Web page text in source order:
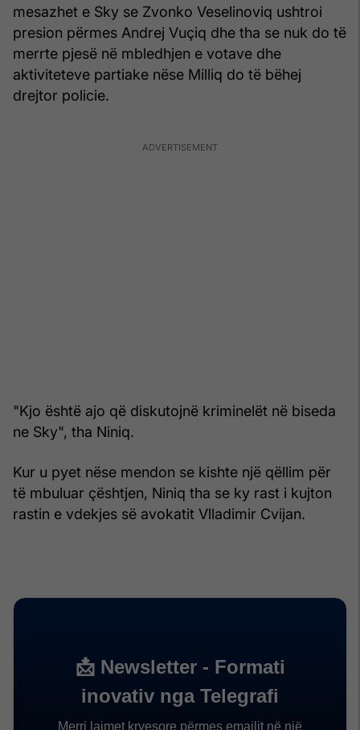
mesazhet e Sky se Zvonko Veselinoviq ushtroi
presion përmes Andrej Vuçiq dhe tha se nuk do të
merrte pjesë në mbledhjen e votave dhe
aktiviteteve partiake nëse Milliq do të bëhej
drejtor policie.
"Kjo është ajo që diskutojnë kriminelët në biseda
ne Sky", tha Niniq.
Kur u pyet nëse mendon se kishte një qëllim për
të mbuluar çështjen, Niniq tha se ky rast i kujton
rastin e vdekjes së avokatit Vlladimir Cvijan.